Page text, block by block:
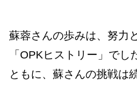
蘇蓉さんの歩みは、努力
「OPKヒストリー」でし
ともに、蘇さんの挑戦は